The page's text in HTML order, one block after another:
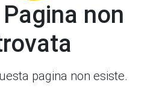
non
pagina non esiste.